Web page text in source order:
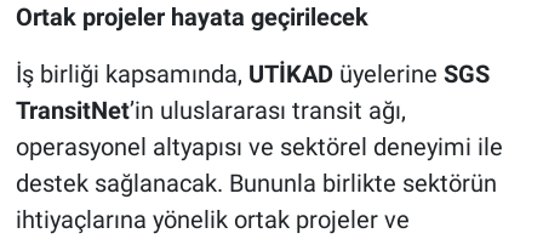
Ortak projeler hayata geçirilecek
İş birliği kapsamında, UTİKADüyelerine SGS
TransitNet’in uluslararası transit ağı,
operasyonel altyapısı ve sektörel deneyimi ile
destek sağlanacak. Bununla birlikte sektörün
ihtiyaçlarına yönelik ortak projeler ve